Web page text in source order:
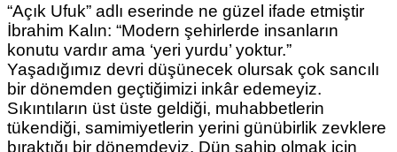
“Açık Ufuk” adlı eserinde ne güzel ifade etmiştir
İbrahim Kalın: “Modern şehirlerde insanların
konutu vardır ama ‘yeri yurdu’ yoktur.”
Yaşadığımız devri düşünecek olursak çok sancılı
bir dönemden geçtiğimizi inkâr edemeyiz.
Sıkıntıların üst üste geldiği, muhabbetlerin
tükendiği, samimiyetlerin yerini günübirlik zevklere
bıraktığı bir dönemdeyiz. Dün sahip olmak için